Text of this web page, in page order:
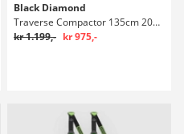
Black Diamond
Traverse Compactor 135cm 2027 Teleskopstave
kr 1.199,- kr 975,-